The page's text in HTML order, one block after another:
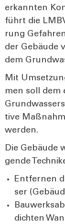
erkann­ten
führt die
rung
der Gebäu­de
dem
Mit
men soll dem
ti­ve
wer­den.
Die Gebäu­de
gen­de
Ent­fer­nen
ser
dich­ten